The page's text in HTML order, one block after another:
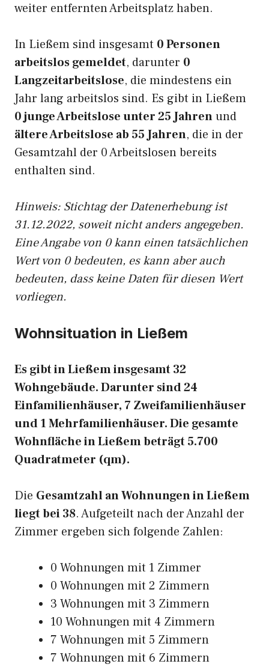
weiter entfernten Arbeitsplatz haben.
In Ließem sind insgesamt 0 Personen
arbeitslos gemeldet, darunter 0
Langzeitarbeitslose, die mindestens ein
Jahr lang arbeitslos sind. Es gibt in Ließem
0 junge Arbeitslose unter 25 Jahrenund
ältere Arbeitslose ab 55 Jahren, die in der
Gesamtzahl der 0 Arbeitslosen bereits
enthalten sind.
Hinweis: Stichtag der Datenerhebung ist
31.12.2022, soweit nicht anders angegeben.
Eine Angabe von 0 kann einen tatsächlichen
Wert von 0 bedeuten, es kann aber auch
bedeuten, dass keine Daten für diesen Wert
vorliegen.
Wohnsituation in Ließem
Es gibt in Ließem insgesamt 32
Wohngebäude. Darunter sind 24
Einfamilienhäuser, 7 Zweifamilienhäuser
und 1 Mehrfamilienhäuser. Die gesamte
Wohnfläche in Ließem beträgt 5.700
Quadratmeter (qm).
Die Gesamtzahl an Wohnungen in Ließem
liegt bei 38. Aufgeteilt nach der Anzahl der
Zimmer ergeben sich folgende Zahlen:
0 Wohnungen mit 1 Zimmer
0 Wohnungen mit 2 Zimmern
3 Wohnungen mit 3 Zimmern
10 Wohnungen mit 4 Zimmern
7 Wohnungen mit 5 Zimmern
7 Wohnungen mit 6 Zimmern